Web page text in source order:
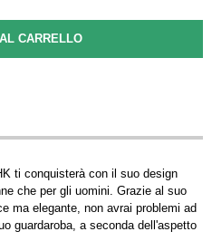
ti conquisterà con il suo design
che per gli uomini. Grazie al suo
ma elegante, non avrai problemi ad
guardaroba, a seconda dell'aspetto